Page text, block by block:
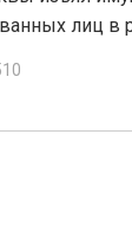
лиц в